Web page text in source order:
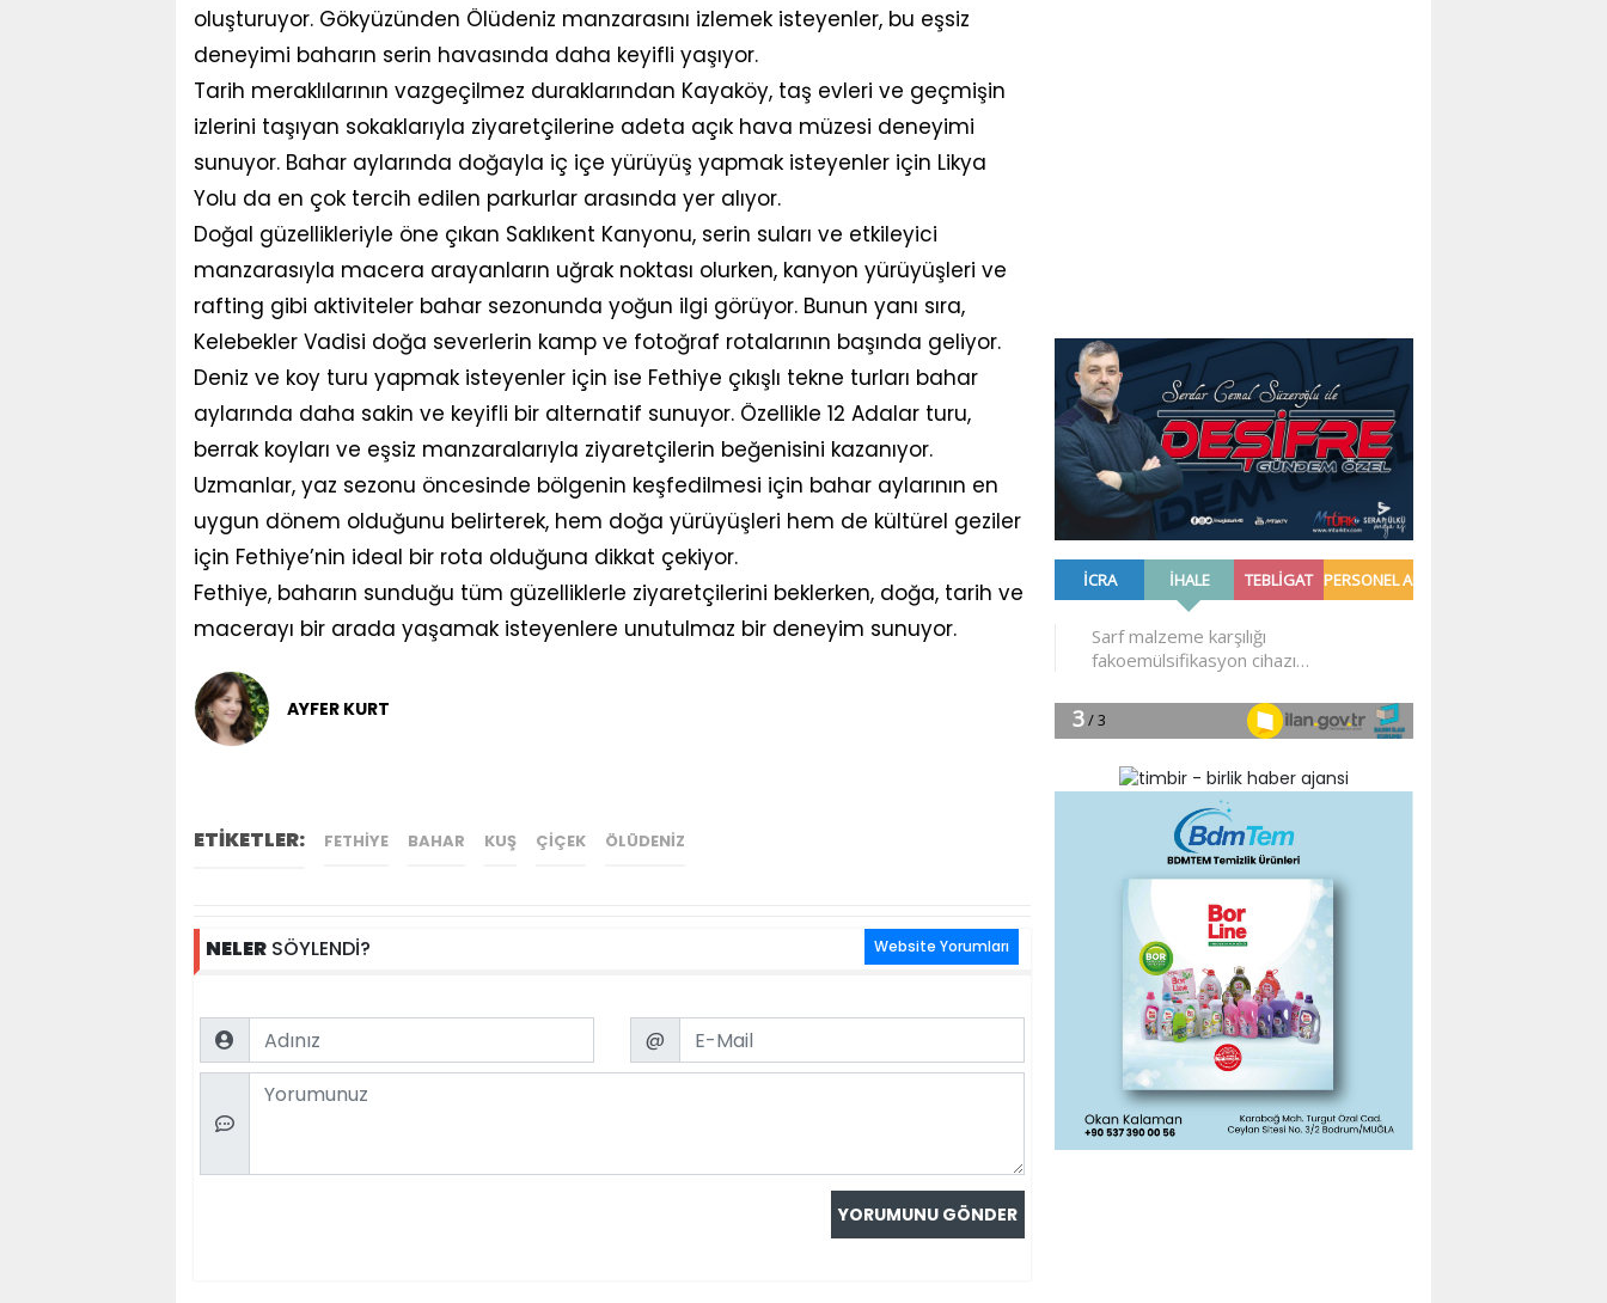
oluşturuyor. Gökyüzünden Ölüdeniz manzarasını izlemek isteyenler, bu eşsiz
deneyimi baharın serin havasında daha keyifli yaşıyor.
Tarih meraklılarının vazgeçilmez duraklarından Kayaköy, taş evleri ve geçmişin
izlerini taşıyan sokaklarıyla ziyaretçilerine adeta açık hava müzesi deneyimi
sunuyor. Bahar aylarında doğayla iç içe yürüyüş yapmak isteyenler için Likya
Yolu da en çok tercih edilen parkurlar arasında yer alıyor.
Doğal güzellikleriyle öne çıkan Saklıkent Kanyonu, serin suları ve etkileyici
manzarasıyla macera arayanların uğrak noktası olurken, kanyon yürüyüşleri ve
rafting gibi aktiviteler bahar sezonunda yoğun ilgi görüyor. Bunun yanı sıra,
Kelebekler Vadisi doğa severlerin kamp ve fotoğraf rotalarının başında geliyor.
Deniz ve koy turu yapmak isteyenler için ise Fethiye çıkışlı tekne turları bahar
aylarında daha sakin ve keyifli bir alternatif sunuyor. Özellikle 12 Adalar turu,
berrak koyları ve eşsiz manzaralarıyla ziyaretçilerin beğenisini kazanıyor.
Uzmanlar, yaz sezonu öncesinde bölgenin keşfedilmesi için bahar aylarının en
uygun dönem olduğunu belirterek, hem doğa yürüyüşleri hem de kültürel geziler
için Fethiye’nin ideal bir rota olduğuna dikkat çekiyor.
Fethiye, baharın sunduğu tüm güzelliklerle ziyaretçilerini beklerken, doğa, tarih ve
macerayı bir arada yaşamak isteyenlere unutulmaz bir deneyim sunuyor.
AYFER KURT
ETİKETLER: FETHIYE BAHAR KUŞ ÇIÇEK ÖLÜDENIZ
NELER SÖYLENDİ? Website Yorumları
Name Email
@
Comment